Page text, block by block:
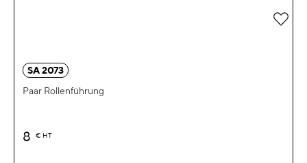
SA 2073
Paar Rollenführung
8 € HT
Zur